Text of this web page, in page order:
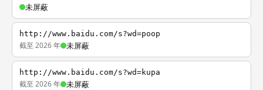
未屏蔽
http://www.baidu.com/s?wd=poop
截至 2026 年 未屏蔽
http://www.baidu.com/s?wd=kupa
截至 2026 年 未屏蔽